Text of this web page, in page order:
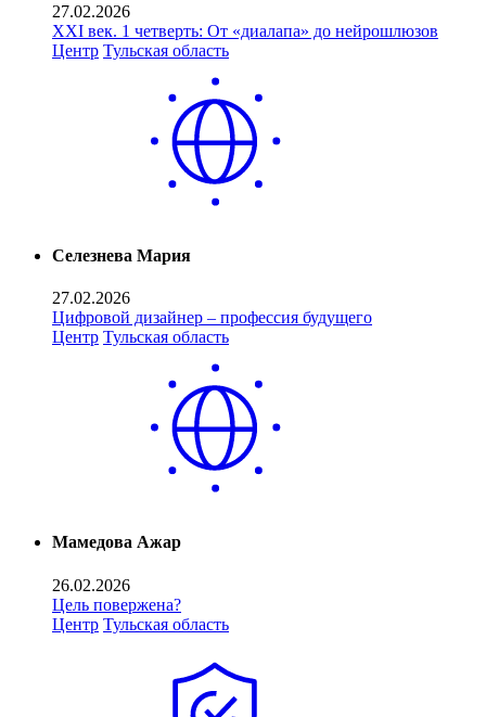
27.02.2026
XXI век. 1 четверть: От «диалапа» до нейрошлюзов
Центр Тульская область
Селезнева Мария
27.02.2026
Цифровой дизайнер – профессия будущего
Центр Тульская область
Мамедова Ажар
26.02.2026
Цель повержена?
Центр Тульская область